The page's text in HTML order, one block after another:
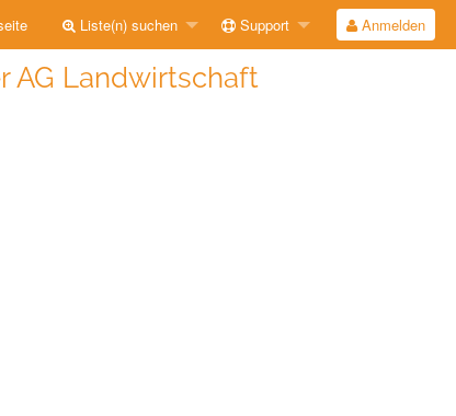
Liste(n) suchen Support Anmelden
AG Landwirtschaft